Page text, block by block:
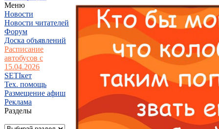
Меню
Новости
Новости читателей
Форум
Доска объявлений
Расписание
автобусов с
15.04.2026
SETIкет
Тех. помощь
Размещение афиш
Реклама
Разделы